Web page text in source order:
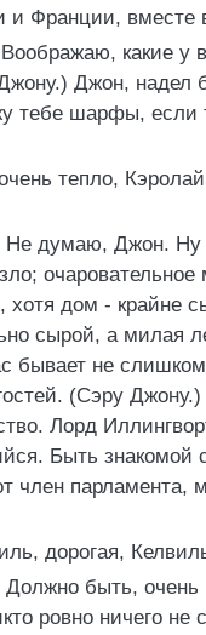
и Франции, вместе
какие у
Джону.) Джон,
тебе шарфы, если
тепло,
Не думаю, Джон. Ну
очаровательное
хотя дом - крайне
сырой, а милая
бывает не
(Сэру
Лорд
Быть знакомой
член парламента,
дорогая,
быть, очень
ровно ничего не